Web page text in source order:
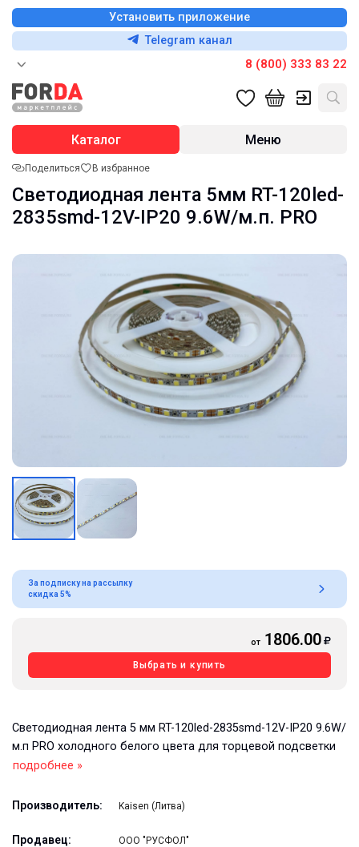
Установить приложение
Telegram канал
8 (800) 333 83 22
Каталог Меню
Поделиться В избранное
Светодиодная лента 5мм RT-120led-
2835smd-12V-IP20 9.6W/м.п. PRO
За подписку на рассылку
скидка 5%
от 1806.00
Выбрать и купить
Светодиодная лента 5 мм RT-120led-2835smd-12V-IP20 9.6W/
м.п PRO холодного белого цвета для торцевой подсветки
подробнее »
Производитель: Kaisen (Литва)
Продавец: ООО "РУСФОЛ"